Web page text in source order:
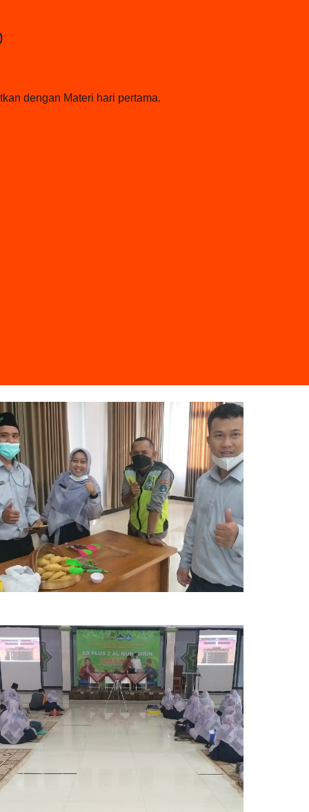
dengan Materi hari pertama.